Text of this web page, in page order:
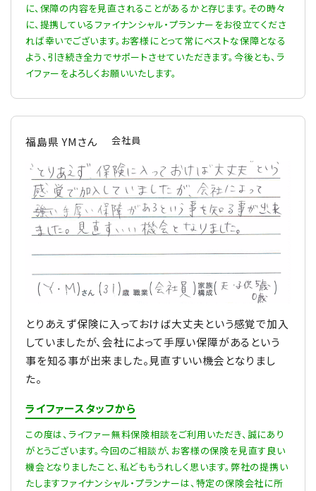
に、保障の内容を見直されることがあるかと存じます。その時々
に、提携しているファイナンシャル・プランナーをお役立てくださ
れば幸いでございます。お客様にとって常にベストな保障となる
よう、引き続き全力でサポートさせていただきます。今後とも、ラ
イファーをよろしくお願いいたします。
福島県 YMさん 会社員
とりあえず保険に入っておけば大丈夫という感覚で加入
していましたが、会社によって手厚い保障があるという
事を知る事が出来ました。見直すいい機会となりまし
た。
ライファースタッフから
この度は、ライファー無料保険相談をご利用いただき、誠にあり
がとうございます。今回のご相談が、お客様の保険を見直す良い
機会となりましたこと、私どももうれしく思います。弊社の提携い
たしますファイナンシャル・プランナーは、特定の保険会社に所